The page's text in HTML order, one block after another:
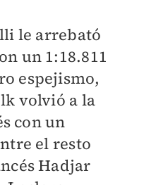
le arrebató
un 1:18.811
espejismo,
volvió a la
con un
el resto
Hadjar